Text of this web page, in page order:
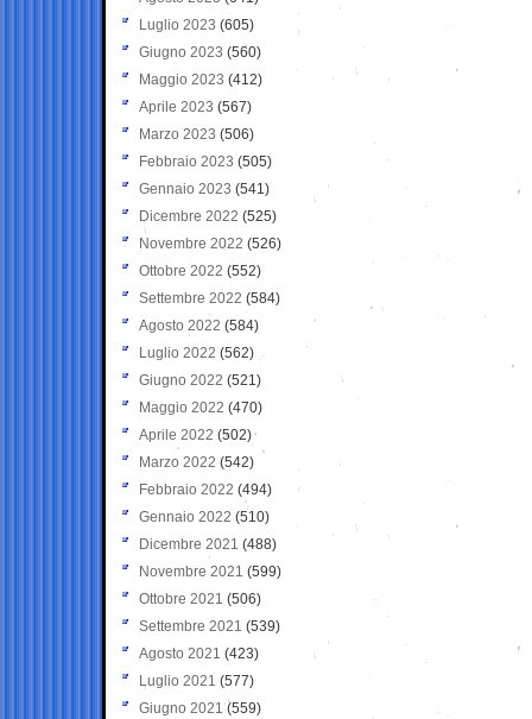
Luglio 2023 (605)
Giugno 2023 (560)
Maggio 2023 (412)
Aprile 2023 (567)
Marzo 2023 (506)
Febbraio 2023 (505)
Gennaio 2023 (541)
Dicembre 2022 (525)
Novembre 2022 (526)
Ottobre 2022 (552)
Settembre 2022 (584)
Agosto 2022 (584)
Luglio 2022 (562)
Giugno 2022 (521)
Maggio 2022 (470)
Aprile 2022 (502)
Marzo 2022 (542)
Febbraio 2022 (494)
Gennaio 2022 (510)
Dicembre 2021 (488)
Novembre 2021 (599)
Ottobre 2021 (506)
Settembre 2021 (539)
Agosto 2021 (423)
Luglio 2021 (577)
Giugno 2021(559)